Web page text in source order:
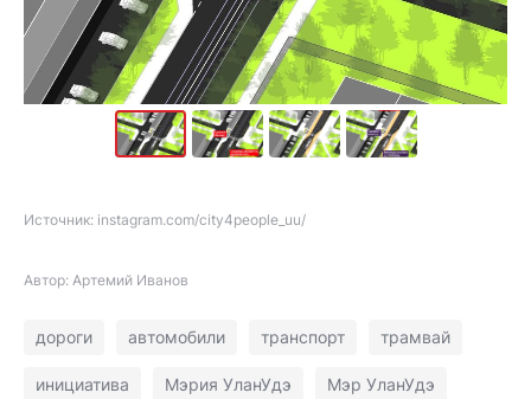
Источник: instagram.com/city4people_uu/
Автор: Артемий Иванов
дороги автомобили транспорт трамвай
инициатива Мэрия УланУдэ Мэр УланУдэ